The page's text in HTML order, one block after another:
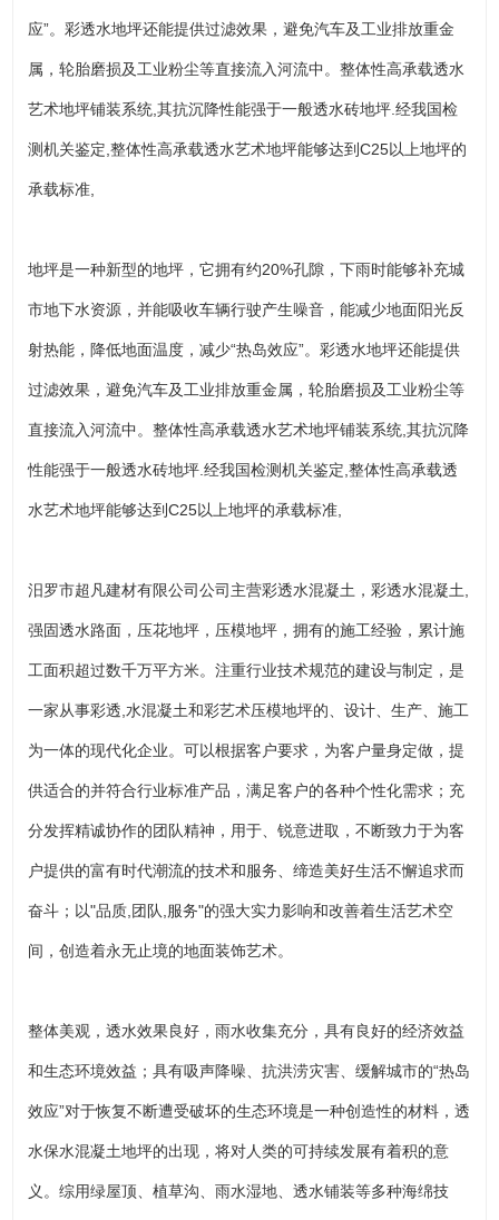
应”。彩透水地坪还能提供过滤效果，避免汽车及工业排放重金
属，轮胎磨损及工业粉尘等直接流入河流中。整体性高承载透水
艺术地坪铺装系统,其抗沉降性能强于一般透水砖地坪.经我国检
测机关鉴定,整体性高承载透水艺术地坪能够达到C25以上地坪的
承载标准,
地坪是一种新型的地坪，它拥有约20%孔隙，下雨时能够补充城
市地下水资源，并能吸收车辆行驶产生噪音，能减少地面阳光反
射热能，降低地面温度，减少“热岛效应”。彩透水地坪还能提供
过滤效果，避免汽车及工业排放重金属，轮胎磨损及工业粉尘等
直接流入河流中。整体性高承载透水艺术地坪铺装系统,其抗沉降
性能强于一般透水砖地坪.经我国检测机关鉴定,整体性高承载透
水艺术地坪能够达到C25以上地坪的承载标准,
汨罗市超凡建材有限公司公司主营彩透水混凝土，彩透水混凝土,
强固透水路面，压花地坪，压模地坪，拥有的施工经验，累计施
工面积超过数千万平方米。注重行业技术规范的建设与制定，是
一家从事彩透,水混凝土和彩艺术压模地坪的、设计、生产、施工
为一体的现代化企业。可以根据客户要求，为客户量身定做，提
供适合的并符合行业标准产品，满足客户的各种个性化需求；充
分发挥精诚协作的团队精神，用于、锐意进取，不断致力于为客
户提供的富有时代潮流的技术和服务、缔造美好生活不懈追求而
奋斗；以"品质,团队,服务"的强大实力影响和改善着生活艺术空
间，创造着永无止境的地面装饰艺术。
整体美观，透水效果良好，雨水收集充分，具有良好的经济效益
和生态环境效益；具有吸声降噪、抗洪涝灾害、缓解城市的“热岛
效应”对于恢复不断遭受破坏的生态环境是一种创造性的材料，透
水保水混凝土地坪的出现，将对人类的可持续发展有着积的意
义。综用绿屋顶、植草沟、雨水湿地、透水铺装等多种海绵技